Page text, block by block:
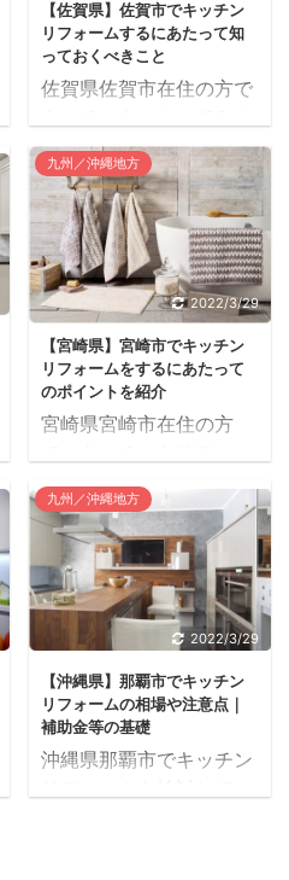
か、相場を知り、それぞ
れの担当者と話をして信
頼できるところを見つけ
ることが重要です。 全国
の公共団体が実施する住
宅リフォーム支援制度
（補助制度等）の検索サ
イトを紹介します。 ※県
内の情報を検索する場合
は、地図の中から熊本県
をクリックして進み、市
町村名のボックスにチェ
ックを入れて「検索ボタ
ン」を押してください ...
【佐賀県】佐賀市でキッチン
リフォームするにあたって知
っておくべきこと
佐賀県佐賀市在住の方で
いと思っている人はいま
せんか？ 佐賀市内やその
近郊のリフォーム業者で
キッチン工事を行ってい
るところはたくさんあり
ます。 その中から信頼で
きる業者を選ぶことが、
思い通りのリフォームを
するために大事です。 業
者を選ぶにあたってどの
ようなことに注意すべき
か、以下で詳しく見てい
きます。 佐賀市では、住
まいに関する市民のみな
さんのさまざまな疑問に
対応するため、住まいに
関する相談窓口を設置
し、主に次のような相談
に対して情報提供を中心
に安全で安心できる住ま
いづくりのお手伝いを ...
九州／沖縄地方
2022/3/29
【宮崎県】宮崎市でキッチン
リフォームをするにあたって
のポイントを紹介
宮崎県宮崎市在住の方
ムしたいと思っている人
もいるでしょう。 その場
合満足できる台所にする
ためには、まず業者をど
こにするかがポイントで
す。 ごく一部ではあるも
のの宮崎市で営業してい
るところの中には、悪徳
業者もあります。 ですか
らこのような問題のある
ところに引っかからない
ように注意すべきです。
九州／沖縄地方
2022/3/29
【沖縄県】那覇市でキッチン
リフォームの相場や注意点｜
補助金等の基礎
沖縄県那覇市でキッチン